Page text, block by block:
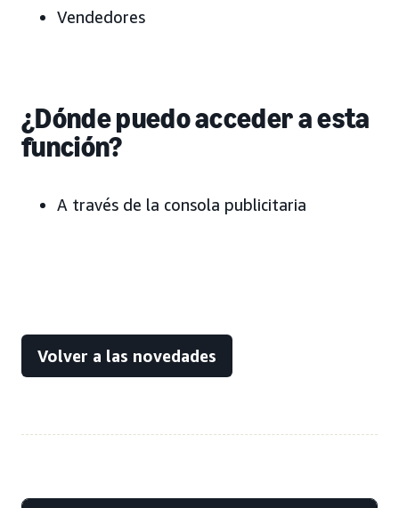
Vendedores
¿Dónde puedo acceder a esta
función?
A través de la consola publicitaria
Volver a las novedades